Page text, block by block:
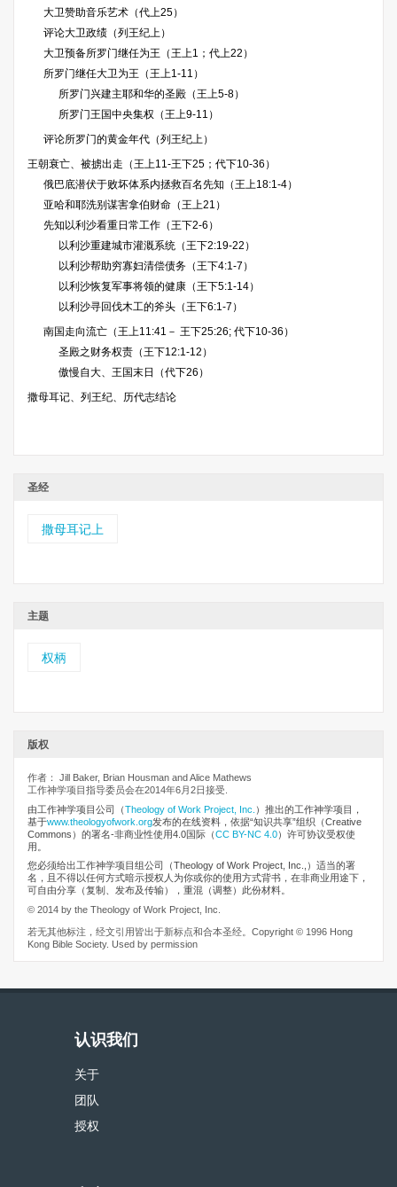
大卫赞助音乐艺术（代上25）
评论大卫政绩（列王纪上）
大卫预备所罗门继任为王（王上1；代上22）
所罗门继任大卫为王（王上1-11）
所罗门兴建主耶和华的圣殿（王上5-8）
所罗门王国中央集权（王上9-11）
评论所罗门的黄金年代（列王纪上）
王朝衰亡、被掳出走（王上11-王下25；代下10-36）
俄巴底潜伏于败坏体系内拯救百名先知（王上18:1-4）
亚哈和耶洗别谋害拿伯财命（王上21）
先知以利沙看重日常工作（王下2-6）
以利沙重建城市灌溉系统（王下2:19-22）
以利沙帮助穷寡妇清偿债务（王下4:1-7）
以利沙恢复军事将领的健康（王下5:1-14）
以利沙寻回伐木工的斧头（王下6:1-7）
南国走向流亡（王上11:41－ 王下25:26; 代下10-36）
圣殿之财务权责（王下12:1-12）
傲慢自大、王国末日（代下26）
撒母耳记、列王纪、历代志结论
圣经
撒母耳记上
主题
权柄
版权
作者： Jill Baker, Brian Housman and Alice Mathews
工作神学项目指导委员会在2014年6月2日接受.
由工作神学项目公司
（Theology of Work Project, Inc. ）推出的工作神学项目，
基于www.theologyofwork.org发布的在线资料，依据“知识共享”组织（Creative
Commons）的署名-非商业性使用4.0国际（CC BY-NC 4.0）许可协议受权使
用。
您必须给出工作神学项目组公司（Theology of Work Project, Inc.,）适当的署
名，且不得以任何方式暗示授权人为你或你的使用方式背书，在非商业用途下，
可自由分享（复制、发布及传输），重混（调整）此份材料。
© 2014 by the Theology of Work Project, Inc.
若无其他标注，经文引用皆出于新标点和合本圣经。Copyright © 1996 Hong
Kong Bible Society. Used by permission
认识我们
关于
团队
授权